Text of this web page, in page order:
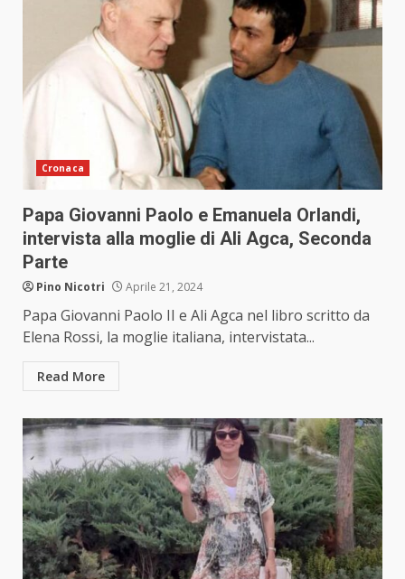
Cronaca
Papa Giovanni Paolo e Emanuela Orlandi,
intervista alla moglie di Ali Agca, Seconda
Parte
Pino Nicotri Aprile 21, 2024
Papa Giovanni Paolo II e Ali Agca nel libro scritto da
Elena Rossi, la moglie italiana, intervistata...
Read More